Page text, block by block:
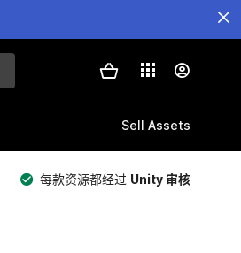
Sell Assets
每款资源都经过 Unity 审核